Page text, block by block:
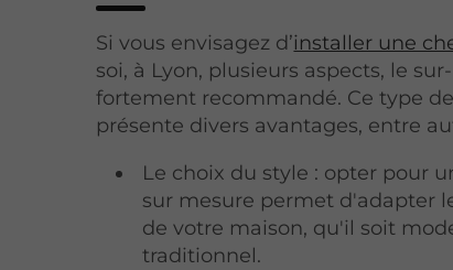
Si vous envisagez d’installer une
soi, à Lyon, plusieurs aspects, le
fortement recommandé. Ce type
présente divers avantages, entre
Le choix du style : opter pour
sur mesure permet d'adapter
de votre maison, qu'il soit
traditionnel.